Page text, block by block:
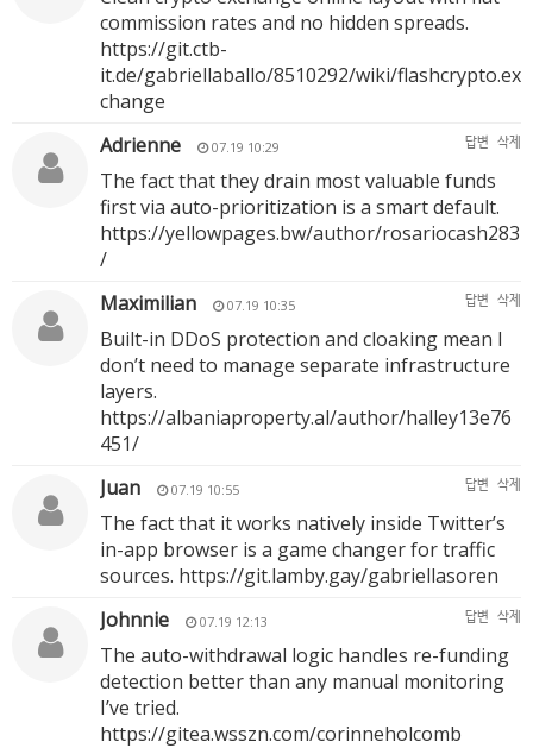
commission rates and no hidden spreads.
https://git.ctb-
it.de/gabriellaballo/8510292/wiki/flashcrypto.ex
change
Adrienne
07.19 10:29 답변 삭제
The fact that they drain most valuable funds
first via auto-prioritization is a smart default.
https://yellowpages.bw/author/rosariocash283
/
Maximilian
07.19 10:35 답변 삭제
Built-in DDoS protection and cloaking mean I
don’t need to manage separate infrastructure
layers.
https://albaniaproperty.al/author/halley13e76
451/
Juan
07.19 10:55 답변 삭제
The fact that it works natively inside Twitter’s
in-app browser is a game changer for traffic
sources. https://git.lamby.gay/gabriellasoren
Johnnie
07.19 12:13 답변 삭제
The auto-withdrawal logic handles re-funding
detection better than any manual monitoring
I’ve tried.
https://gitea.wsszn.com/corinneholcomb